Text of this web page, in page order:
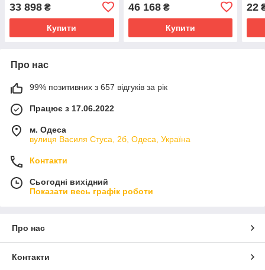
33 898 ₴
Купити
46 168₴
Купити
22
Про нас
99% позитивних з 657 відгуків за рік
Працює з 17.06.2022
м. Одеса
вулиця Василя Стуса, 2б, Одеса, Україна
Контакти
Сьогодні вихідний
Показати весь графік роботи
Про нас
Контакти